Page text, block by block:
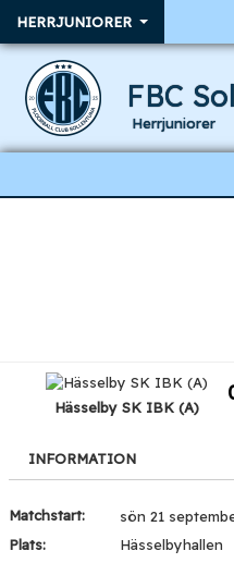
HERRJUNIORER
FBC
Herrjuniorer
TRUPPENHässelby SK IBK (A)
INFORMATION
Matchstart:
sön 21
Plats:
Hässelbyhallen